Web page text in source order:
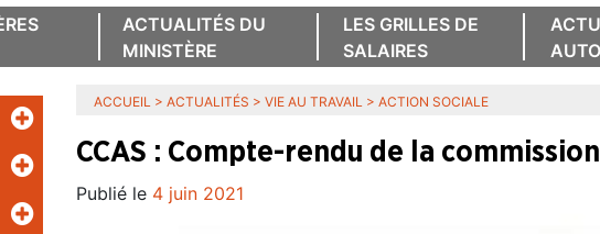
ACTUALITÉS DU
MINISTÈRE
LES GRILLES DE
SALAIRES
ACCUEIL > ACTUALITÉS > VIE AU TRAVAIL > ACTION SOCIALE
CCAS : Compte-rendu de la
Publié le 4 juin 2021